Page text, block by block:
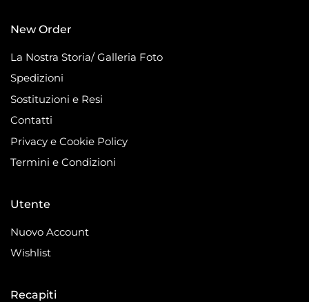
New Order
La Nostra Storia/ Galleria Foto
Spedizioni
Sostituzioni e Resi
Contatti
Privacy e Cookie Policy
Termini e Condizioni
Utente
Nuovo Account
Wishlist
Recapiti